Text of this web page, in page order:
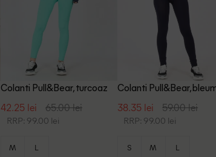
Colanti Pull&Bear, turcoaz
42.25 lei 65.00 lei
RRP: 99.00 lei
M L
Colanti Pull&Bear,
38.35 lei 59.00 lei
RRP: 99.00 lei
S M L